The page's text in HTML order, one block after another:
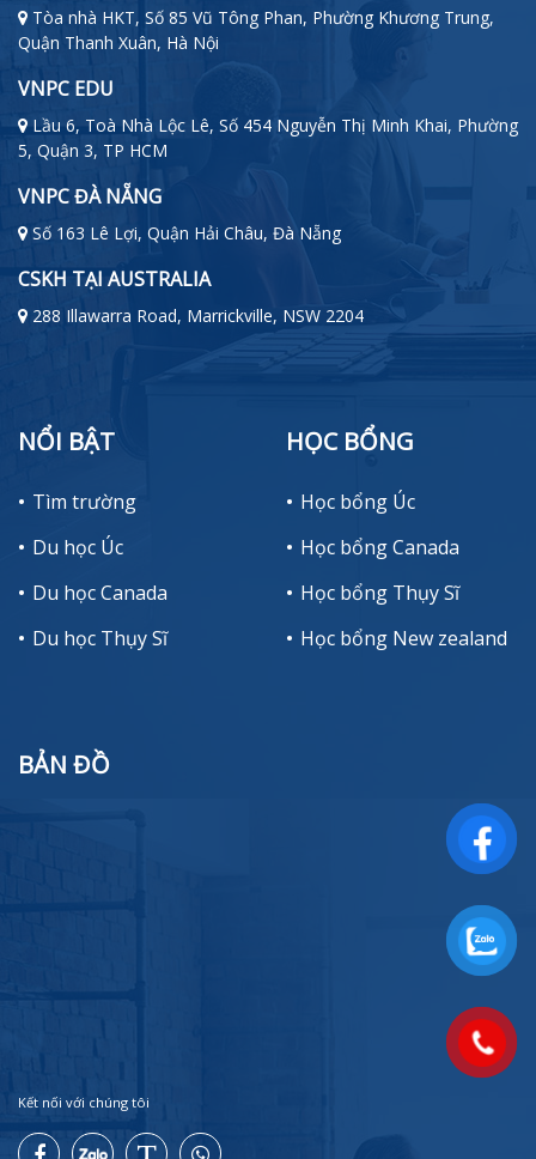
Tòa nhà HKT, Số 85 Vũ Tông Phan, Phường Khương Trung,
Quận Thanh Xuân, Hà Nội
VNPC EDU
Lầu 6, Toà Nhà Lộc Lê, Số 454 Nguyễn Thị Minh Khai, Phường
5, Quận 3, TP HCM
VNPC ĐÀ NẴNG
Số 163 Lê Lợi, Quận Hải Châu, Đà Nẵng
CSKH TẠI AUSTRALIA
288 Illawarra Road, Marrickville, NSW 2204
NỔI BẬT
Tìm trường
Du học Úc
Du học Canada
Du học Thụy Sĩ
HỌC BỔNG
Học bổng Úc
Học bổng Canada
Học bổng Thụy Sĩ
Học bổng New zealand
BẢN ĐỒ
Kết nối với chúng tôi